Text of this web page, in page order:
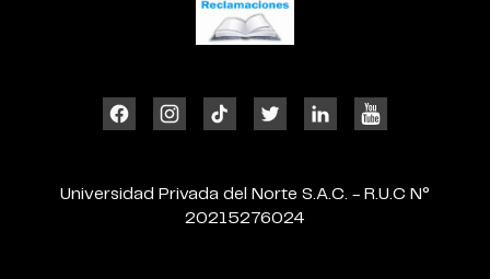
Universidad Privada del Norte S.A.C. - R.U.C N°
20215276024